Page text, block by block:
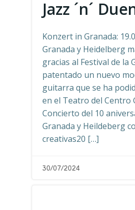
Jazz ´n´
Konzert in Granada:
Granada y Heidelberg
gracias al Festival de la
patentado un nuevo
guitarra que se ha
en el Teatro del Centro
Concierto del 10
Granada y Heildeberg
creativas20 […]
30/07/2024